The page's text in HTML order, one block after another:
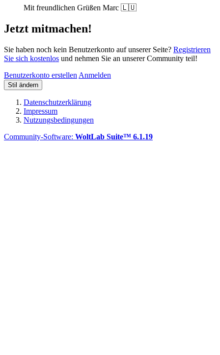
Mit freundlichen Grüßen Marc 🇱🇺
Jetzt mitmachen!
Sie haben noch kein Benutzerkonto auf unserer Seite? Registrieren
Sie sich kostenlos und nehmen Sie an unserer Community teil!
Benutzerkonto erstellen Anmelden
Stil ändern
Datenschutzerklärung
Impressum
Nutzungsbedingungen
Community-Software: WoltLab Suite™ 6.1.19